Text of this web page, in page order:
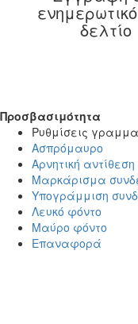
δελτίο
Προσβασιμότητα
Προσβασιμότητα
Ρυθμίσεις
Ασπρόμαυρο
Αρνητική αντίθεση
Μαρκάρισμα
Υπογράμμιση
Λευκό φόντο
Μαύρο φόντο
Επαναφορά